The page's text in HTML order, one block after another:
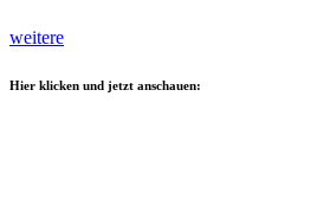
weitere
Hier klicken und jetzt anschauen: